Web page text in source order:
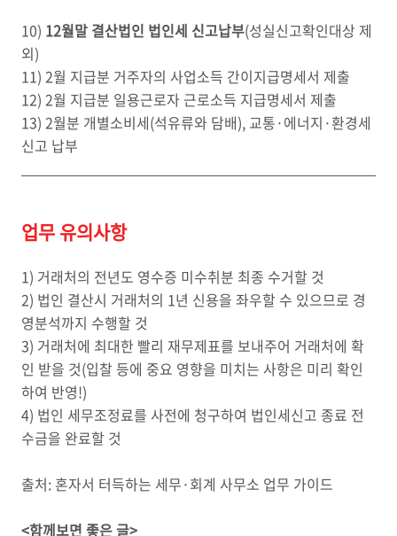
10) 12월말 결산법인 법인세 신고납부(성실신고확인대상 제
외)
11) 2월 지급분 거주자의 사업소득 간이지급명세서 제출
12) 2월 지급분 일용근로자 근로소득 지급명세서 제출
13) 2월분 개별소비세(석유류와 담배), 교통·에너지·환경세
신고 납부
업무 유의사항
1) 거래처의 전년도 영수증 미수취분 최종 수거할 것
2) 법인 결산시 거래처의 1년 신용을 좌우할 수 있으므로 경
영분석까지 수행할 것
3) 거래처에 최대한 빨리 재무제표를 보내주어 거래처에 확
인 받을 것(입찰 등에 중요 영향을 미치는 사항은 미리 확인
하여 반영!)
4) 법인 세무조정료를 사전에 청구하여 법인세신고 종료 전
수금을 완료할 것
출처: 혼자서 터득하는 세무·회계 사무소 업무 가이드
<함께보면 좋은 글>